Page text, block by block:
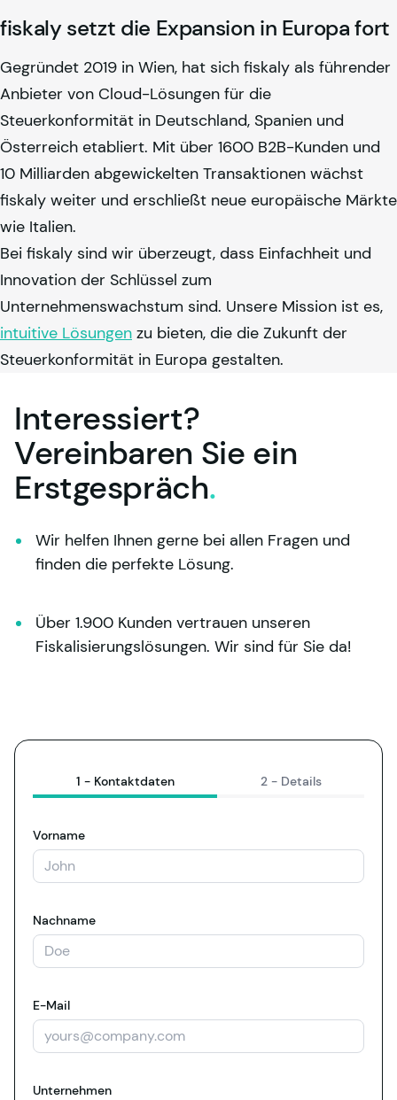
fiskalysetzt die Expansion in Europa fort
Gegründet 2019 in Wien, hat sich fiskaly als führender
Anbieter von Cloud-Lösungen für die
Steuerkonformität in Deutschland, Spanien und
Österreich etabliert. Mit über 1600 B2B-Kunden und
10 Milliarden abgewickelten Transaktionen wächst
fiskaly weiter und erschließt neue europäische Märkte
wie Italien.
Bei fiskaly sind wir überzeugt, dass Einfachheit und
Innovation der Schlüssel zum
Unternehmenswachstum sind. Unsere Mission ist es,
intuitive Lösungen zu bieten, die die Zukunft der
Steuerkonformität in Europa gestalten.
Interessiert?
Vereinbaren Sie ein
Erstgespräch.
Wir helfen Ihnen gerne bei allen Fragen und
finden die perfekte Lösung.
Über 1.900 Kunden vertrauen unseren
Fiskalisierungslösungen. Wir sind für Sie da!
1 - Kontaktdaten 2 - Details
Vorname
Nachname
E-Mail
Unternehmen